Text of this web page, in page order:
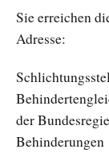
Sie erreichen
Adresse:
der
Behinderungen